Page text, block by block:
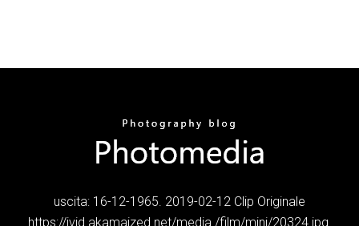
uscita: 16-12-1965. 2019-02-12 Clip Originale
https://ivid.akamaized.net/media /film/mini/20324.jpg.